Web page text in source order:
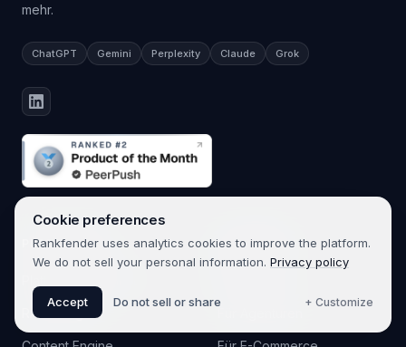
mehr.
ChatGPT Gemini Perplexity Claude Grok
PLATTFORM
RAIVE Engine
LÖSUNGEN
Cookie preferences
Rankfender uses analytics cookies to improve the platform.
We do not sell your personal information. Privacy policy
Accept Do not sell or share + Customize